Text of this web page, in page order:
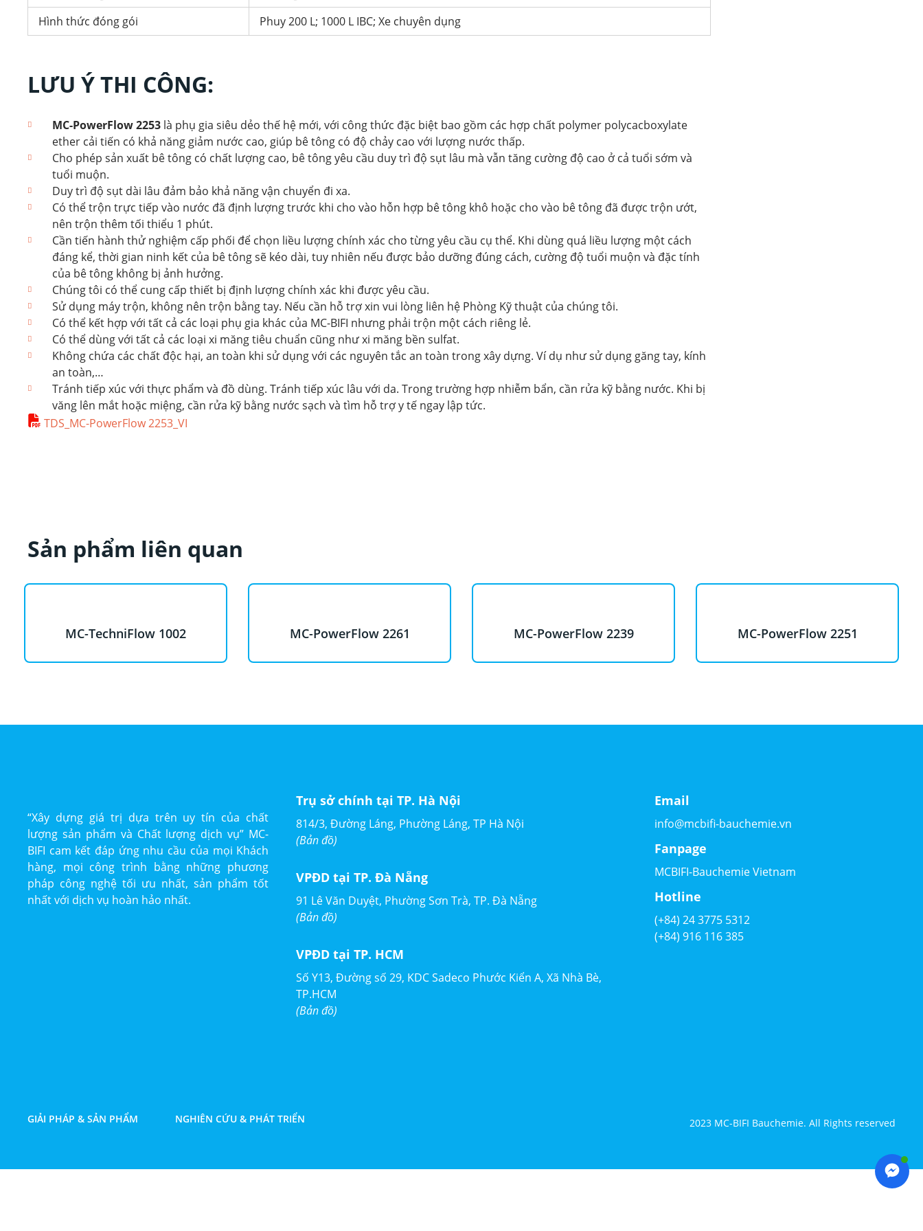
Hình thức đóng gói
Phuy 200 L; 1000 L IBC; Xe chuyên dụng
LƯU Ý THI CÔNG:
MC-PowerFlow 2253là phụ gia siêu dẻo thế hệ mới, với công thức đặc biệt bao gồm các hợp chất polymer polycacboxylate
ether cải tiến có khả năng giảm nước cao, giúp bê tông có độ chảy cao với lượng nước thấp.
Cho phép sản xuất bê tông có chất lượng cao, bê tông yêu cầu duy trì độ sụt lâu mà vẫn tăng cường độ cao ở cả tuổi sớm và
tuổi muộn.
Duy trì độ sụt dài lâu đảm bảo khả năng vận chuyển đi xa.
Có thể trộn trực tiếp vào nước đã định lượng trước khi cho vào hỗn hợp bê tông khô hoặc cho vào bê tông đã được trộn ướt,
nên trộn thêm tối thiểu 1 phút.
Cần tiến hành thử nghiệm cấp phối để chọn liều lượng chính xác cho từng yêu cầu cụ thể. Khi dùng quá liều lượng một cách
đáng kể, thời gian ninh kết của bê tông sẽ kéo dài, tuy nhiên nếu được bảo dưỡng đúng cách, cường độ tuổi muộn và đặc tính
của bê tông không bị ảnh hưởng.
Chúng tôi có thể cung cấp thiết bị định lượng chính xác khi được yêu cầu.
Sử dụng máy trộn, không nên trộn bằng tay. Nếu cần hỗ trợ xin vui lòng liên hệ Phòng Kỹ thuật của chúng tôi.
Có thể kết hợp với tất cả các loại phụ gia khác của MC-BIFI nhưng phải trộn một cách riêng lẻ.
Có thể dùng với tất cả các loại xi măng tiêu chuẩn cũng như xi măng bền sulfat.
Không chứa các chất độc hại, an toàn khi sử dụng với các nguyên tắc an toàn trong xây dựng. Ví dụ như sử dụng găng tay, kính
an toàn,…
Tránh tiếp xúc với thực phẩm và đồ dùng. Tránh tiếp xúc lâu với da. Trong trường hợp nhiễm bẩn, cần rửa kỹ bằng nước. Khi bị
văng lên mắt hoặc miệng, cần rửa kỹ bằng nước sạch và tìm hỗ trợ y tế ngay lập tức.
TDS_MC-PowerFlow 2253_VI
Sản phẩm liên quan
MC-TechniFlow 1002 MC-PowerFlow 2261 MC-PowerFlow 2239 MC-PowerFlow 2251
“Xây dựng giá trị dựa trên uy tín của chất
lượng sản phẩm và Chất lượng dịch vụ” MC-
BIFI cam kết đáp ứng nhu cầu của mọi Khách
hàng, mọi công trình bằng những phương
pháp công nghệ tối ưu nhất, sản phẩm tốt
nhất với dịch vụ hoàn hảo nhất.
Trụ sở chính tại TP. Hà Nội
814/3, Đường Láng, Phường Láng, TP Hà Nội
(Bản đồ)
VPĐD tại TP. Đà Nẵng
91 Lê Văn Duyệt, Phường Sơn Trà, TP. Đà Nẵng
(Bản đồ)
VPĐD tại TP. HCM
Số Y13, Đường số 29, KDC Sadeco Phước Kiển A, Xã Nhà Bè,
TP.HCM
(Bản đồ)
Email
info@mcbifi-bauchemie.vn
Fanpage
MCBIFI-Bauchemie Vietnam
Hotline
(+84) 24 3775 5312
(+84) 916 116 385
GIẢI PHÁP & SẢN PHẨM NGHIÊN CỨU & PHÁT TRIỂN 2023 MC-BIFI Bauchemie. All Rights reserved